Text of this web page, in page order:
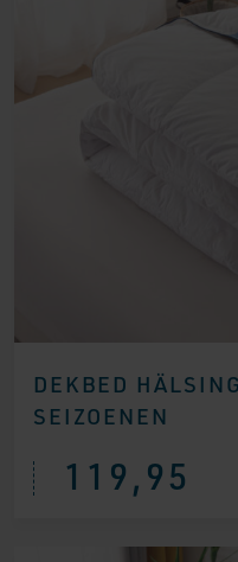
DEKBED
SEIZOENEN
119,95